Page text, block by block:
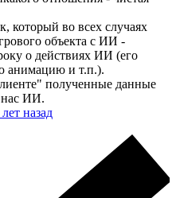
который во всех случаях
объекта с ИИ -
о действиях ИИ (его
анимацию и т.п.).
полученные данные
нас ИИ.
назад